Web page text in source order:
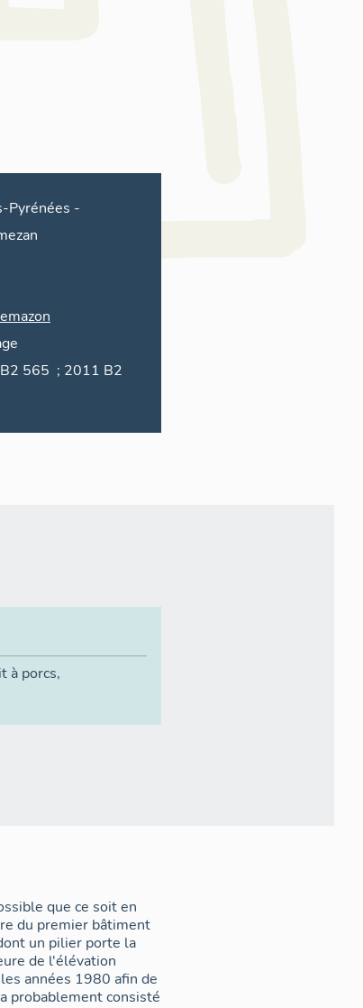
Pyrénées -
à porcs,
que ce soit en
du premier bâtiment
un pilier porte la
de l'élévation
années 1980 afin de
probablement consisté